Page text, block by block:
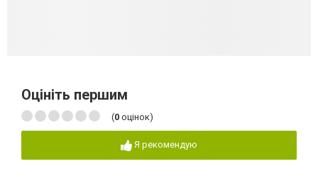
Оцініть першим
(0 оцінок)
Я рекомендую